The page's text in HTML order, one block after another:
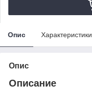
Опис Характеристики
Опис
Описание